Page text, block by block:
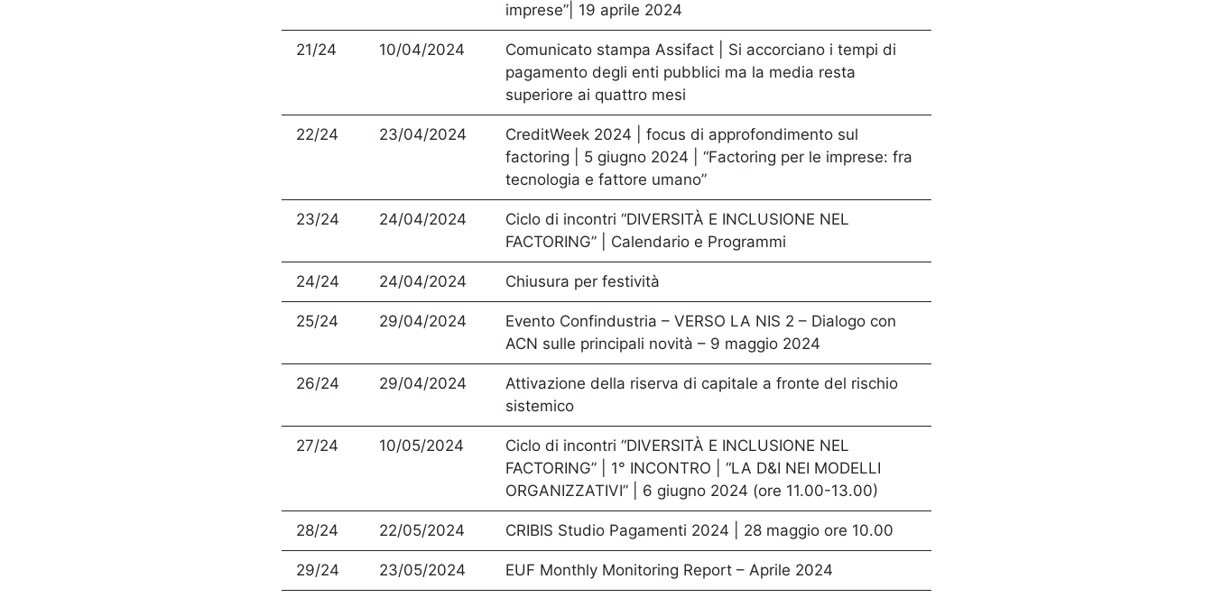
imprese”| 19 aprile 2024
21/24 10/04/2024
Comunicato stampa Assifact | Si accorciano i tempi di
pagamento degli enti pubblici ma la media resta
superiore ai quattro mesi
22/24 23/04/2024
CreditWeek 2024 | focus di approfondimento sul
factoring | 5 giugno 2024 | “Factoring per le imprese: fra
tecnologia e fattore umano”
23/24 24/04/2024
Ciclo di incontri “DIVERSITÀ E INCLUSIONE NEL
FACTORING” | Calendario e Programmi
24/24 24/04/2024 Chiusura per festività
25/24 29/04/2024
Evento Confindustria – VERSO LA NIS 2 – Dialogo con
ACN sulle principali novità – 9 maggio 2024
26/24 29/04/2024
Attivazione della riserva di capitale a fronte del rischio
sistemico
27/24 10/05/2024
Ciclo di incontri “DIVERSITÀ E INCLUSIONE NEL
FACTORING” | 1° INCONTRO | “LA D&I NEI MODELLI
ORGANIZZATIVI” | 6 giugno 2024 (ore 11.00-13.00)
28/24 22/05/2024 CRIBIS Studio Pagamenti 2024 | 28 maggio ore 10.00
29/24 23/05/2024 EUF Monthly Monitoring Report – Aprile 2024